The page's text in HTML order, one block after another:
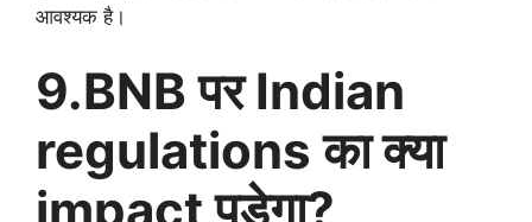
आवश्यक है।
9.BNB पर Indian
regulations का क्या